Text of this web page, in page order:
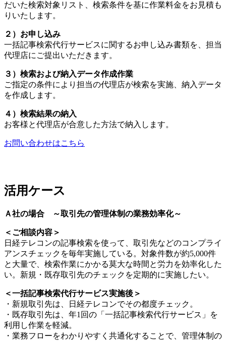
だいた検索対象リスト、検索条件を基に作業料金をお見積も
りいたします。
２）お申し込み
一括記事検索代行サービスに関するお申し込み書類を、担当
代理店にご提出いただきます。
３）検索および納入データ作成作業
ご指定の条件により担当の代理店が検索を実施、納入データ
を作成します。
４）検索結果の納入
お客様と代理店が合意した方法で納入します。
お問い合わせはこちら
活用ケース
Ａ社の場合 ～取引先の管理体制の業務効率化～
＜ご相談内容＞
日経テレコンの記事検索を使って、取引先などのコンプライ
アンスチェックを毎年実施している。対象件数が約5,000件
と大量で、検索作業にかかる莫大な時間と労力を効率化した
い。新規・既存取引先のチェックを定期的に実施したい。
＜一括記事検索代行サービス実施後＞
・新規取引先は、日経テレコンでその都度チェック。
・既存取引先は、年1回の「一括記事検索代行サービス」を
利用し作業を軽減。
・業務フローをわかりやすく共通化することで、管理体制の